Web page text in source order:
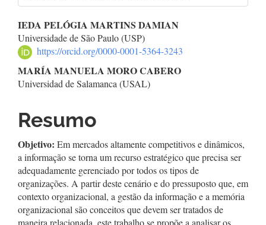
Conteúdo
do
artigo
principal
IEDA PELÓGIA MARTINS DAMIAN
Universidade de São Paulo (USP)
https://orcid.org/0000-0001-5364-3243
MARÍA MANUELA MORO CABERO
Universidad de Salamanca (USAL)
Resumo
Objetivo: Em mercados altamente competitivos e dinâmicos,
a informação se torna um recurso estratégico que precisa ser
adequadamente gerenciado por todos os tipos de
organizações. A partir deste cenário e do pressuposto que, em
contexto organizacional, a gestão da informação e a memória
organizacional são conceitos que devem ser tratados de